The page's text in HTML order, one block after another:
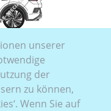
unserer
der
zu können,
Wenn Sie auf